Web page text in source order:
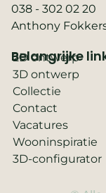
Belangrijke
2D ontwerp
3D ontwerp
Collectie
Contact
Vacatures
Wooninspiratie
3D-configurator
038 - 302 02 20
Anthony